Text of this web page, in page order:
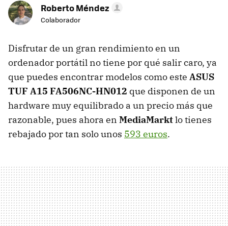
Roberto Méndez
Colaborador
Disfrutar de un gran rendimiento en un
ordenador portátil no tiene por qué salir caro, ya
que puedes encontrar modelos como este ASUS
TUF A15 FA506NC-HN012 que disponen de un
hardware muy equilibrado a un precio más que
razonable, pues ahora en MediaMarktlo tienes
rebajado por tan solo unos 593 euros.